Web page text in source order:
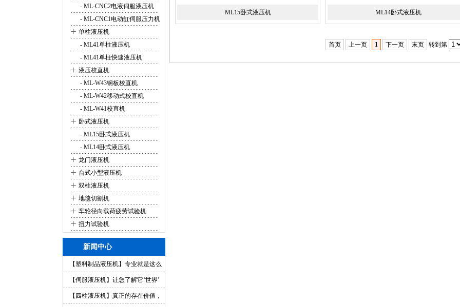
- ML-CNC2电液伺服液压机
- ML-CNC1电动缸伺服压力机
+ 单柱液压机
- ML41单柱液压机
- ML41单柱快速液压机
+ 液压校直机
- ML-W43钢板校直机
- ML-W42移动式校直机
- ML-W41校直机
+ 卧式液压机
- ML15卧式液压机
- ML14卧式液压机
+ 龙门液压机
+ 台式小型液压机
+ 双柱液压机
+ 地毯切割机
+ 车轮径向载荷疲劳试验机
+ 扭力试验机
新闻中心
【塑料制品液压机】专业就是这么
简单【伺服液压机】让您了解它‘世界’
【四柱液压机】真正的存在价值，
ML15卧式液压机 ML14卧式液压机
首页 上一页 1 下一页 末页 转到第